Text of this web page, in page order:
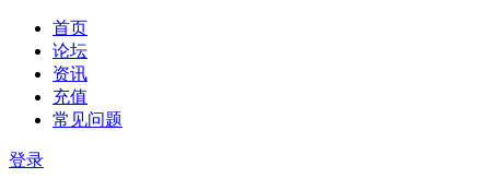
首页
论坛
资讯
充值
常见问题
登录